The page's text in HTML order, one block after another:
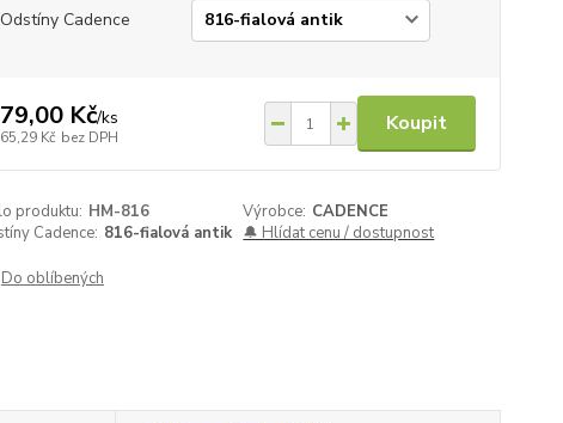
Odstíny Cadence
79,00 Kč/ks
65,29 Kč bez DPH
Koupit
produktu: HM-816 Výrobce: CADENCE
Cadence: 816-fialová antik 🔔 Hlídat cenu / dostupnost
Do oblíbených